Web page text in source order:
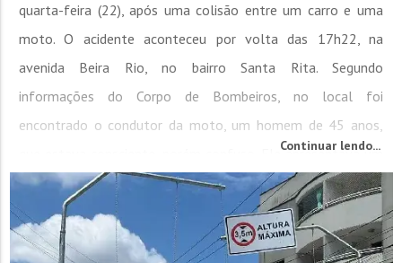
quarta-feira (22), após uma colisão entre um carro e uma
moto. O acidente aconteceu por volta das 17h22, na
avenida Beira Rio, no bairro Santa Rita. Segundo
informações do Corpo de Bombeiros, no local foi
encontrado o condutor da moto, um homem de 45 anos,
que estava consciente, porém confuso. Ele apresentava um
ferimento cortante e contusão no queixo, além de dor na
região cervical...
Continuar lendo...